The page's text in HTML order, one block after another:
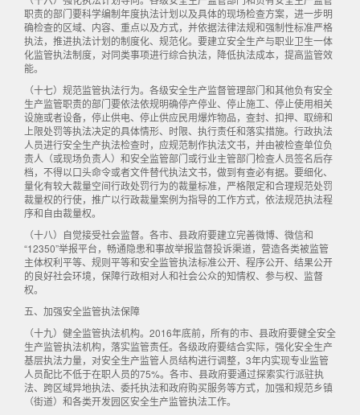
职责的部门要科学编制年度执法计划以及具体的现场检查方案，进一步明
确检查的区域、内容、重点以及方式，并依据法律法规和强制性标准严格
执法，推进执法计划的制度化、规范化。要建立安全生产与职业卫生一体
化监管执法制度，对同类事项进行综合执法，降低执法成本，提高监管效
能。
（十七）规范监管执法行为。各级安全生产监督管理部门和其他负有安全
生产监管职责的部门要依法依规明确停产停业、停止施工、停止使用相关
设施或者设备，停止供电、停止供应民用爆炸物品，查封、扣押、取缔和
上限处罚等执法决定的具体情形、时限、执行责任和落实措施。行政执法
人员进行安全生产执法检查时，应规范制作执法文书，并由被检查单位负
责人（或现场负责人）和安全监管部门或行业主管部门检查人员签名后存
档，不得以口头命令或者文件替代执法文书，做到有查必有据。要细化、
量化有较大裁量空间行政处罚行为的裁量标准，严格限定和合理规范处罚
裁量权的行使，推广以行政裁量案例为指导的工作方式，依法规范执法程
序和自由裁量权。
（十八）自觉接受社会监督。各市、县政府要建立完善微博、微信和
“12350”举报平台，畅通隐患和事故举报监督投诉渠道，营造各类被监管
主体权利平等、规则平等和安全监管执法标准公开、程序公开、结果公开
的良好社会环境，保障行政相对人和社会公众的知情权、参与权、监督
权。
五、加强安全监管执法保障
（十九）健全监管执法机构。2016年底前，所有的市、县政府要健全安全
生产监管执法机构，落实监管责任。各级政府要结合实际，强化安全生产
基层执法力量，对安全生产监管人员结构进行调整，3年内实现专业监管
人员配比不低于在职人员的75%。各市、县政府要通过探索实行派驻执
法、跨区域异地执法、委托执法和政府购买服务等方式，加强和规范乡镇
（街道）和各类开发园区安全生产监管执法工作。